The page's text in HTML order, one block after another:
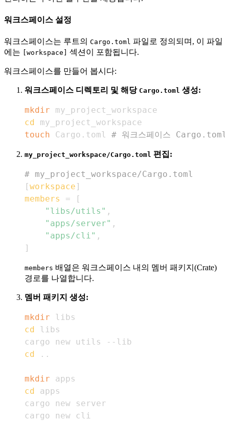
워크스페이스 설정
워크스페이스는 루트의 Cargo.toml 파일로 정의되며, 이 파일
에는
[workspace] 섹션이 포함됩니다.
워크스페이스를 만들어 봅시다:
워크스페이스 디렉토리 및 해당 Cargo.toml 생성:
mkdir
cd
touch Cargo.toml # 워크스페이스 Cargo.toml
my_project_workspace/Cargo.toml 편집:
# my_project_workspace/Cargo.toml
[workspace ]
members
=
[
"libs/utils" ,
"apps/server" ,
"apps/cli" ,
]
members 배열은 워크스페이스 내의 멤버 패키지(Crate)
경로를 나열합니다.
멤버 패키지 생성:
mkdir
cd
cd
..
mkdir
cd